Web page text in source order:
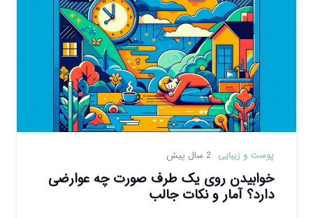
پوست و زیبایی 2 سال پیش
خوابیدن روی یک طرف صورت چه عوارضی
دارد؟ آمار و نکات جالب